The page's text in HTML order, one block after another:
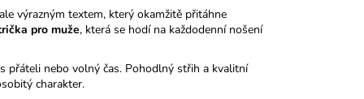
výrazným textem, který okamžitě přitáhne
pro muže, která se hodí na každodenní nošení
přáteli nebo volný čas. Pohodlný střih a kvalitní
charakter.